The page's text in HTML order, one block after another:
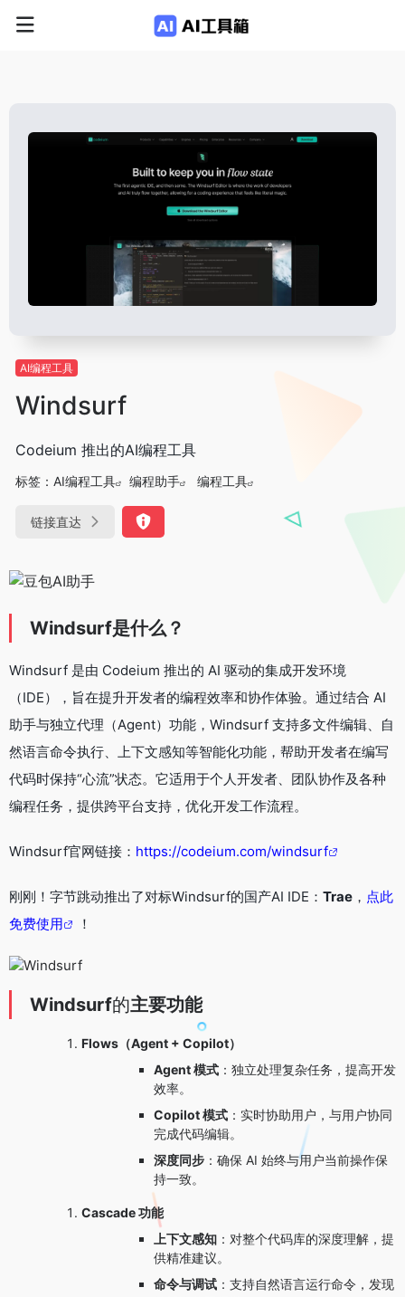
AI编程工具
Windsurf
Codeium 推出的AI编程工具
标签： AI编程工具 编程助手 编程工具
链接直达
Windsurf是什么？
Windsurf 是由 Codeium 推出的 AI 驱动的集成开发环境
（IDE），旨在提升开发者的编程效率和协作体验。通过结合 AI
助手与独立代理（Agent）功能，Windsurf 支持多文件编辑、自
然语言命令执行、上下文感知等智能化功能，帮助开发者在编写
代码时保持“心流”状态。它适用于个人开发者、团队协作及各种
编程任务，提供跨平台支持，优化开发工作流程。
Windsurf官网链接： https://codeium.com/windsurf
刚刚！字节跳动推出了对标Windsurf的国产AI IDE： Trae ， 点此
免费使用
！
Windsurf的主要功能
Flows（Agent + Copilot）
Agent 模式 ：独立处理复杂任务，提高开发
效率。
Copilot 模式 ：实时协助用户，与用户协同
完成代码编辑。
深度同步 ：确保 AI 始终与用户当前操作保
持一致。
Cascade 功能
上下文感知 ：对整个代码库的深度理解，提
供精准建议。
命令与调试 ：支持自然语言运行命令，发现